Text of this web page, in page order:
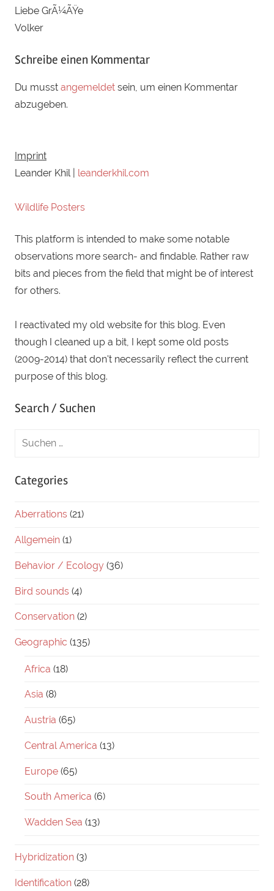
Raven
Liebe GrÃ¼ÃŸe
Volker
Schreibe einen Kommentar
Du musst angemeldet sein, um einen Kommentar
abzugeben.
Imprint
Leander Khil | leanderkhil.com
Wildlife Posters
This platform is intended to make some notable
observations more search- and findable. Rather raw
bits and pieces from the field that might be of interest
for others.
I reactivated my old website for this blog. Even
though I cleaned up a bit, I kept some old posts
(2009-2014) that don't necessarily reflect the current
purpose of this blog.
Search / Suchen
Categories
Aberrations (21)
Allgemein (1)
Behavior / Ecology (36)
Bird sounds (4)
Conservation (2)
Geographic (135)
Africa (18)
Asia (8)
Austria (65)
Central America (13)
Europe (65)
South America (6)
Wadden Sea (13)
Hybridization (3)
Identification (28)